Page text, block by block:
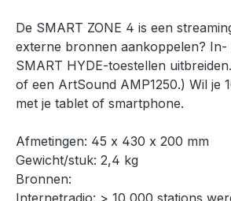
De SMART ZONE 4 is een
externe bronnen aankoppelen? In-
SMART HYDE-toestellen
of een ArtSound AMP1250.) Wil je
met je tablet of smartphone.
Afmetingen: 45 x 430 x 200 mm
Gewicht/stuk: 2,4 kg
Bronnen:
Internetradio: > 10 000 stations